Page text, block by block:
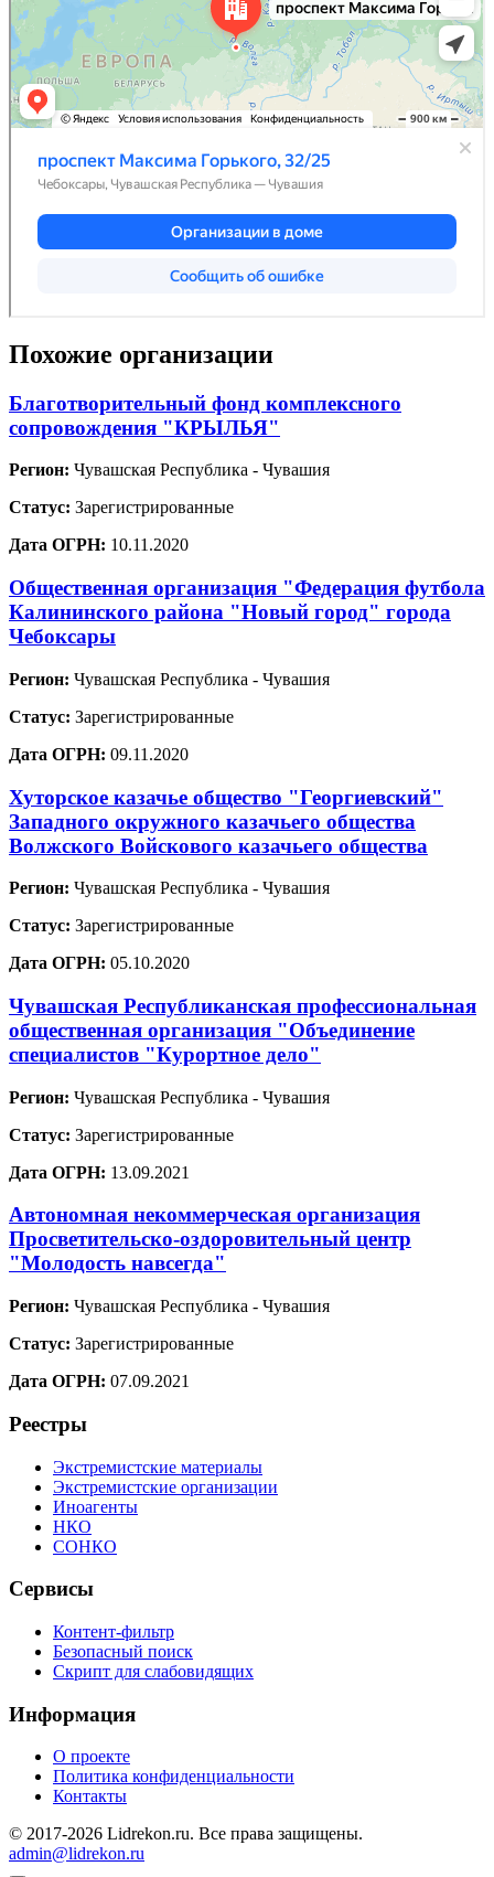
Похожие организации
Благотворительный фонд комплексного
сопровождения "КРЫЛЬЯ"
Регион: Чувашская Республика - Чувашия
Статус: Зарегистрированные
Дата ОГРН: 10.11.2020
Общественная организация "Федерация футбола
Калининского района "Новый город" города
Чебоксары
Регион: Чувашская Республика - Чувашия
Статус: Зарегистрированные
Дата ОГРН: 09.11.2020
Хуторское казачье общество "Георгиевский"
Западного окружного казачьего общества
Волжского Войскового казачьего общества
Регион: Чувашская Республика - Чувашия
Статус: Зарегистрированные
Дата ОГРН: 05.10.2020
Чувашская Республиканская профессиональная
общественная организация "Объединение
специалистов "Курортное дело"
Регион: Чувашская Республика - Чувашия
Статус: Зарегистрированные
Дата ОГРН: 13.09.2021
Автономная некоммерческая организация
Просветительско-оздоровительный центр
"Молодость навсегда"
Регион: Чувашская Республика - Чувашия
Статус: Зарегистрированные
Дата ОГРН: 07.09.2021
Реестры
Экстремистские материалы
Экстремистские организации
Иноагенты
НКО
СОНКО
Сервисы
Контент-фильтр
Безопасный поиск
Скрипт для слабовидящих
Информация
О проекте
Политика конфиденциальности
Контакты
© 2017-2026 Lidrekon.ru. Все права защищены.
admin@lidrekon.ru